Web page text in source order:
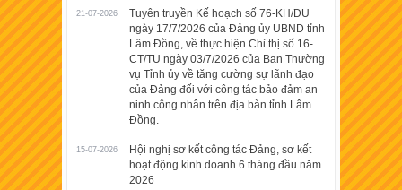
21-07-2026
Tuyên truyền Kế hoạch số 76-KH/ĐU
ngày 17/7/2026 của Đảng ủy UBND tỉnh
Lâm Đồng, về thực hiện Chỉ thị số 16-
CT/TU ngày 03/7/2026 của Ban Thường
vụ Tỉnh ủy về tăng cường sự lãnh đạo
của Đảng đối với công tác bảo đảm an
ninh công nhân trên địa bàn tỉnh Lâm
Đồng.
15-07-2026
Hội nghị sơ kết công tác Đảng, sơ kết
hoạt động kinh doanh 6 tháng đầu năm
2026